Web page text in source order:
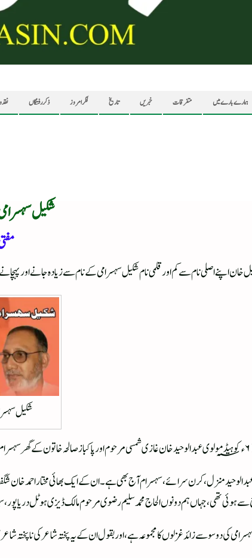
ذکر رفتگاں فکر امروز تاریخ خبریں متفرقات ہمارے بارے میں
شکیل
خان اپنے اصلی نام سے کم اور قلمی نام شکیل سہسرامی کے نام سے زیادہ جانے اور
شکیل
الوحید منزل، کرن سرائے، سہسرام آج بھی ہے۔ ان کے ایک بھائی مختار احمد خان
ہوئی تھی، جہاں ہم دونوں الحاج محمد سلیم رضوی مرحوم مالک ڈیزی ہوٹل
کی دوسو سے زائد غزلوں کا مجموعہ ہے، اوربقول ان کے یہ پختہ شاعر کی نا پختہ